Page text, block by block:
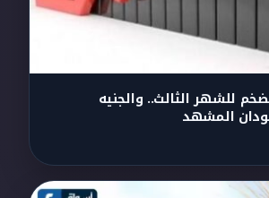
للشهر الثالث.. والجنيه
المشهد